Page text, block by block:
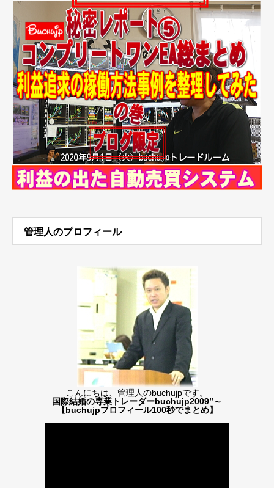
管理人のプロフィール
こんにちは、管理人のbuchujpです。
国際結婚の専業トレーダーbuchujp2009”～
【buchujpプロフィール100秒でまとめ】